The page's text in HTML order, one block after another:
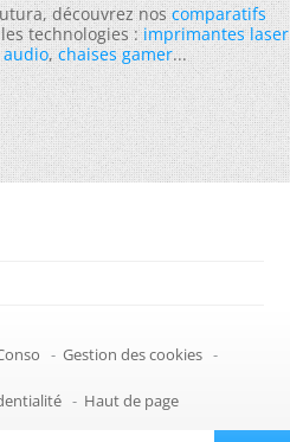
découvrez noscomparatifs
technologies :imprimantes laser
,chaises gamer...
- Gestion des cookies -
- Haut de page